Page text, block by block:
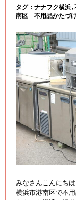
タグ： ナナフク横浜
南区 不用品かたづ
みなさんこんにちは
横浜市港南区で不